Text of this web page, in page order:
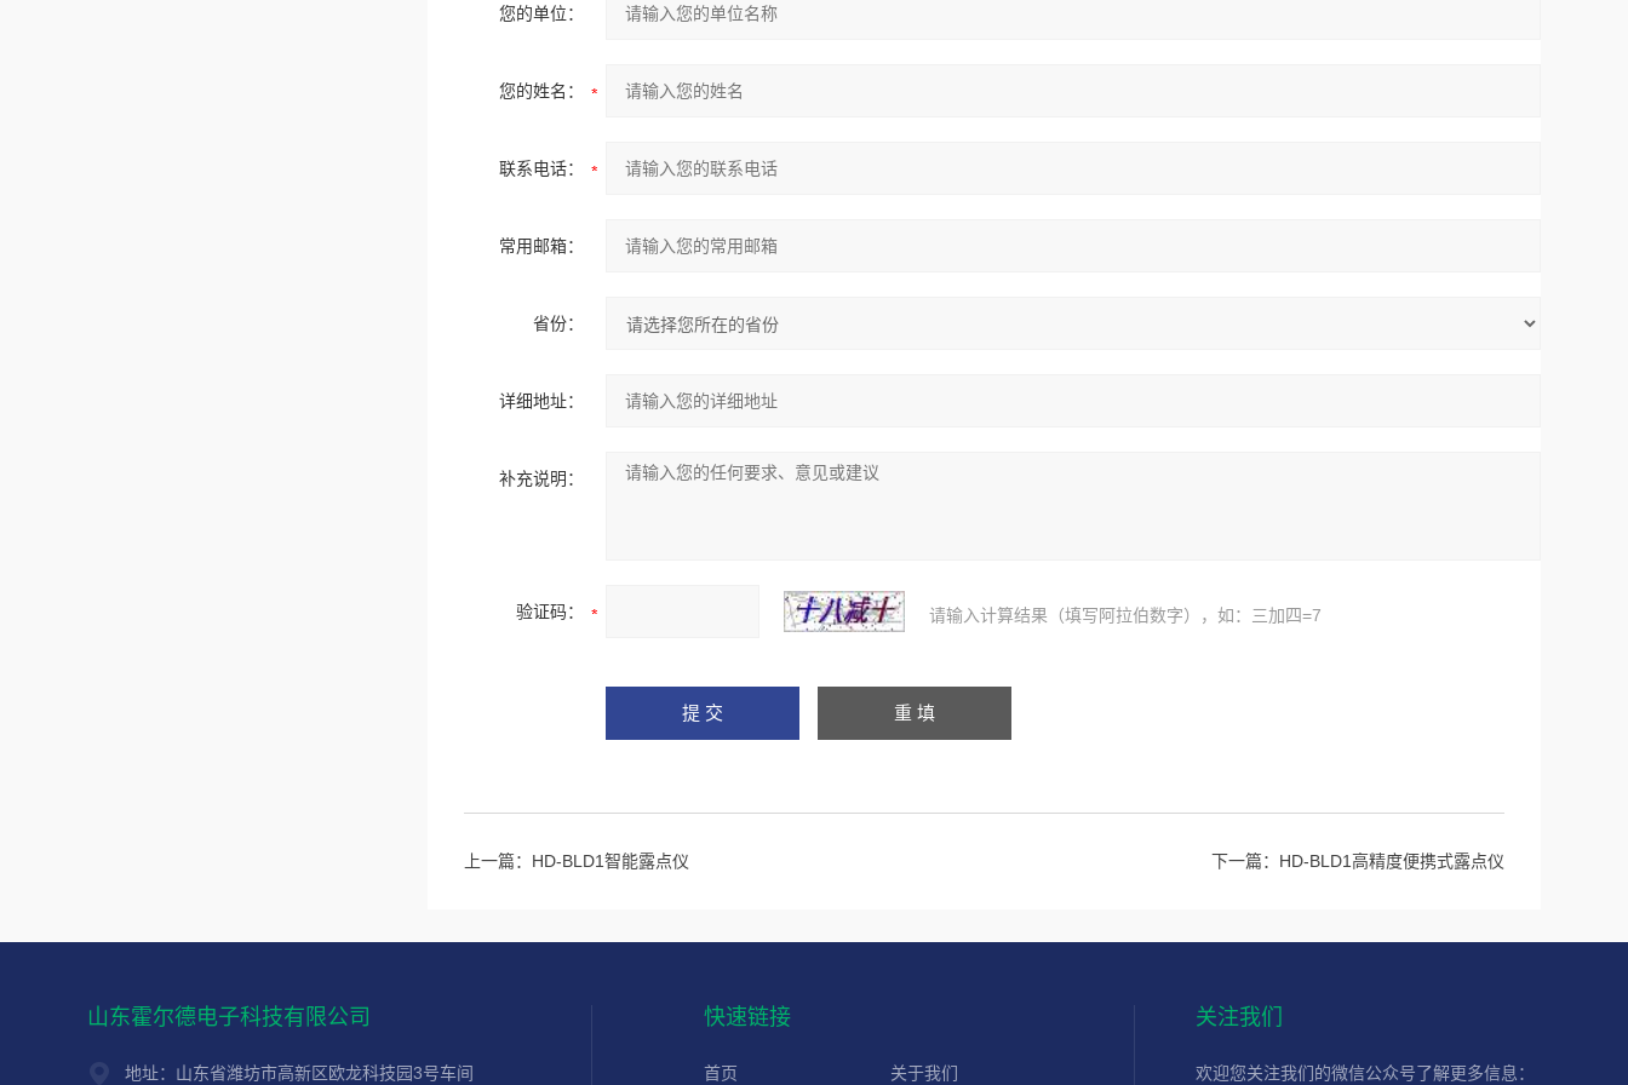
您的单位：
您的姓名：
联系电话：
常用邮箱：
省份：
详细地址：
补充说明：
验证码： 请输入计算结果（填写阿拉伯数字），如：三加四=7
上一篇： HD-BLD1智能露点仪 下一篇： HD-BLD1高精度便携式露点仪
山东霍尔德电子科技有限公司
地址：山东省潍坊市高新区欧龙科技园3号车间
快速链接
首页 关于我们
关注我们
欢迎您关注我们的微信公众号了解更多信息：